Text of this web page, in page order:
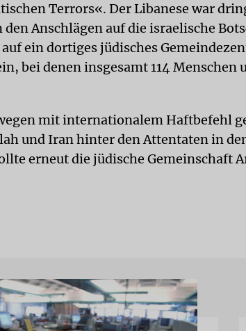
Terrors«. Der Libanese war
Anschlägen auf die israelische
auf ein dortiges jüdisches
bei denen insgesamt 114 Menschen
mit internationalem Haftbefehl
und Iran hinter den Attentaten in
erneut die jüdische Gemeinschaft